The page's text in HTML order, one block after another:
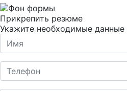
Прикрепить резюме
Укажите необходимые